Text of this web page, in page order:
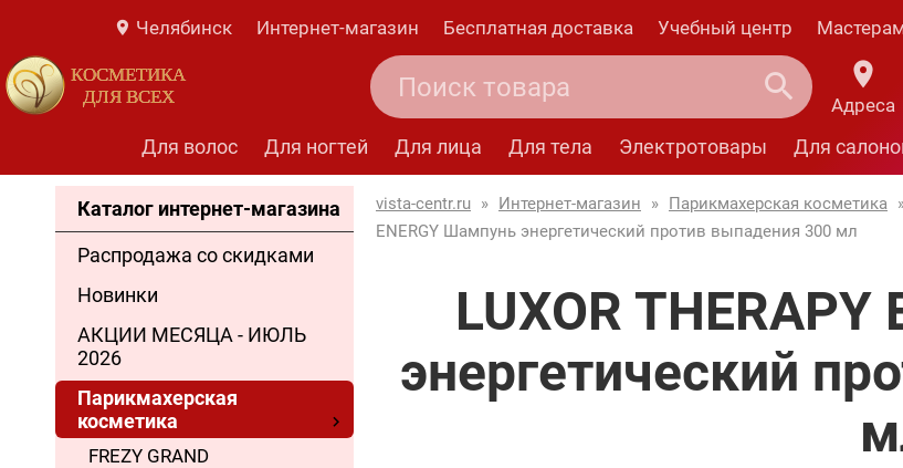
Челябинск Интернет-магазин Бесплатная доставка Учебный центр
КОСМЕТИКА
ДЛЯ ВСЕХ
Адреса
Для волос Для ногтей Для лица Для тела Электротовары Для
Каталог интернет-магазина
Распродажа со скидками
Новинки
АКЦИИ МЕСЯЦА - ИЮЛЬ
2026
Парикмахерская
косметика
FREZY GRAND
vista-centr.ru » Интернет-магазин » Парикмахерская косметика
ENERGY Шампунь энергетический против выпадения 300 мл
LUXOR
энергетический